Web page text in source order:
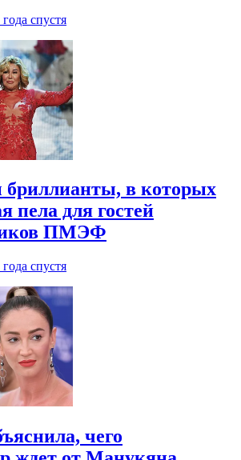
года спустя
в которых
пела для гостей
ПМЭФ
года спустя
чего